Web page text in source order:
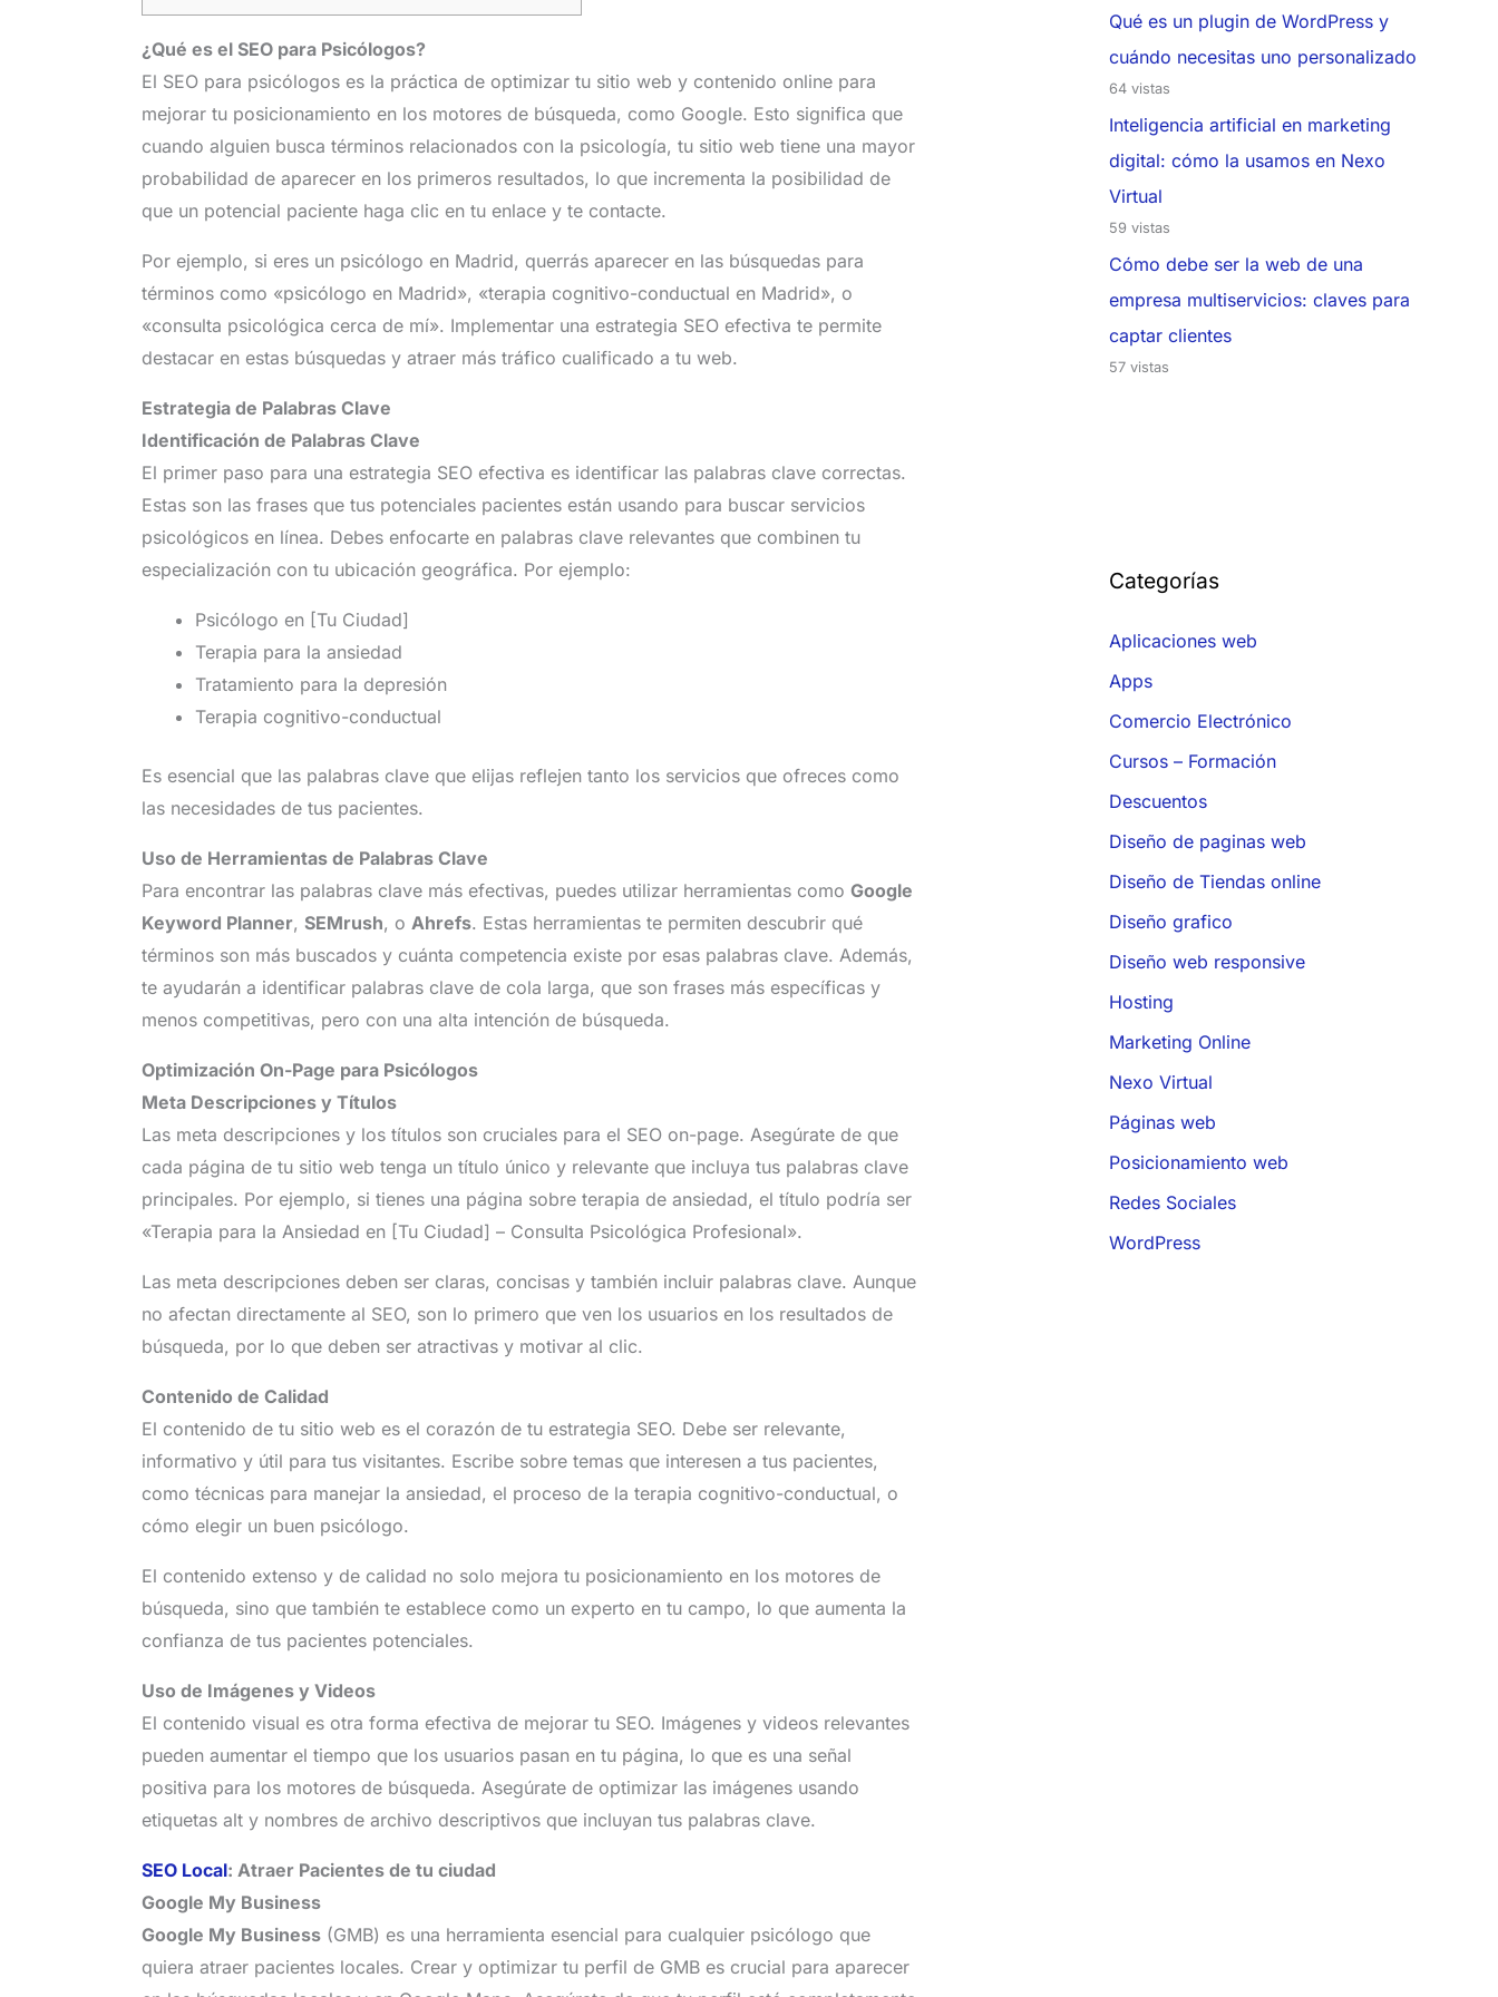
¿Qué es el SEO para Psicólogos?
El SEO para psicólogos es la práctica de optimizar tu sitio web y contenido online para
mejorar tu posicionamiento en los motores de búsqueda, como Google. Esto significa que
cuando alguien busca términos relacionados con la psicología, tu sitio web tiene una mayor
probabilidad de aparecer en los primeros resultados, lo que incrementa la posibilidad de
que un potencial paciente haga clic en tu enlace y te contacte.
Por ejemplo, si eres un psicólogo en Madrid, querrás aparecer en las búsquedas para
términos como «psicólogo en Madrid», «terapia cognitivo-conductual en Madrid», o
«consulta psicológica cerca de mí». Implementar una estrategia SEO efectiva te permite
destacar en estas búsquedas y atraer más tráfico cualificado a tu web.
Estrategia de Palabras Clave
Identificación de Palabras Clave
El primer paso para una estrategia SEO efectiva es identificar las palabras clave correctas.
Estas son las frases que tus potenciales pacientes están usando para buscar servicios
psicológicos en línea. Debes enfocarte en palabras clave relevantes que combinen tu
especialización con tu ubicación geográfica. Por ejemplo:
Psicólogo en [Tu Ciudad]
Terapia para la ansiedad
Tratamiento para la depresión
Terapia cognitivo-conductual
Es esencial que las palabras clave que elijas reflejen tanto los servicios que ofreces como
las necesidades de tus pacientes.
Uso de Herramientas de Palabras Clave
Para encontrar las palabras clave más efectivas, puedes utilizar herramientas como Google
Keyword Planner, SEMrush, o Ahrefs. Estas herramientas te permiten descubrir qué
términos son más buscados y cuánta competencia existe por esas palabras clave. Además,
te ayudarán a identificar palabras clave de cola larga, que son frases más específicas y
menos competitivas, pero con una alta intención de búsqueda.
Optimización On-Page para Psicólogos
Meta Descripciones y Títulos
Las meta descripciones y los títulos son cruciales para el SEO on-page. Asegúrate de que
cada página de tu sitio web tenga un título único y relevante que incluya tus palabras clave
principales. Por ejemplo, si tienes una página sobre terapia de ansiedad, el título podría ser
«Terapia para la Ansiedad en [Tu Ciudad] – Consulta Psicológica Profesional».
Las meta descripciones deben ser claras, concisas y también incluir palabras clave. Aunque
no afectan directamente al SEO, son lo primero que ven los usuarios en los resultados de
búsqueda, por lo que deben ser atractivas y motivar al clic.
Contenido de Calidad
El contenido de tu sitio web es el corazón de tu estrategia SEO. Debe ser relevante,
informativo y útil para tus visitantes. Escribe sobre temas que interesen a tus pacientes,
como técnicas para manejar la ansiedad, el proceso de la terapia cognitivo-conductual, o
cómo elegir un buen psicólogo.
El contenido extenso y de calidad no solo mejora tu posicionamiento en los motores de
búsqueda, sino que también te establece como un experto en tu campo, lo que aumenta la
confianza de tus pacientes potenciales.
Uso de Imágenes y Videos
El contenido visual es otra forma efectiva de mejorar tu SEO. Imágenes y videos relevantes
pueden aumentar el tiempo que los usuarios pasan en tu página, lo que es una señal
positiva para los motores de búsqueda. Asegúrate de optimizar las imágenes usando
etiquetas alt y nombres de archivo descriptivos que incluyan tus palabras clave.
SEO Local: Atraer Pacientes de tu ciudad
Google My Business
Google My Business(GMB) es una herramienta esencial para cualquier psicólogo que
quiera atraer pacientes locales. Crear y optimizar tu perfil de GMB es crucial para aparecer
Qué es un plugin de WordPress y
cuándo necesitas uno personalizado
64 vistas
Inteligencia artificial en marketing
digital: cómo la usamos en Nexo
Virtual
59 vistas
Cómo debe ser la web de una
empresa multiservicios: claves para
captar clientes
57 vistas
Categorías
Aplicaciones web
Apps
Comercio Electrónico
Cursos – Formación
Descuentos
Diseño de paginas web
Diseño de Tiendas online
Diseño grafico
Diseño web responsive
Hosting
Marketing Online
Nexo Virtual
Páginas web
Posicionamiento web
Redes Sociales
WordPress